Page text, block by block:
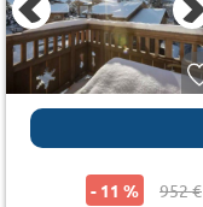
- 11 % 952 €